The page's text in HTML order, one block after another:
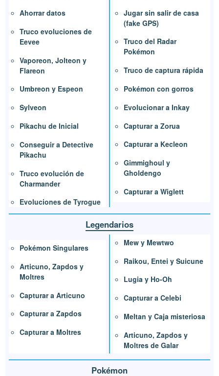
Ahorrar datos
Truco evoluciones de
Eevee
Vaporeon, Jolteon y
Flareon
Umbreon y Espeon
Sylveon
Pikachu de Inicial
Conseguir a Detective
Pikachu
Truco evolución de
Charmander
Evoluciones de Tyrogue
Jugar sin salir de casa
(fake GPS)
Truco del Radar
Pokémon
Truco de captura rápida
Pokémon con gorros
Evolucionar a Inkay
Capturar a Zorua
Capturar a Kecleon
Gimmighoul y
Gholdengo
Capturar a Wiglett
Legendarios
Pokémon Singulares
Articuno, Zapdos y
Moltres
Capturar a Articuno
Capturar a Zapdos
Capturar a Moltres
Mew y Mewtwo
Raikou, Entei y Suicune
Lugia y Ho-Oh
Capturar a Celebi
Meltan y Caja misteriosa
Articuno, Zapdos y
Moltres de Galar
Pokémon